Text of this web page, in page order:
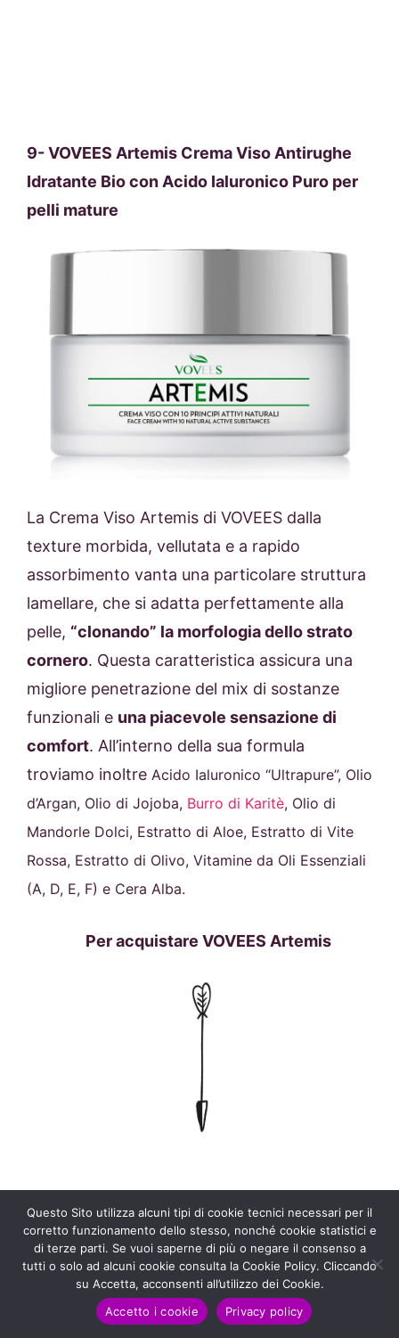
9-VOVEES Artemis Crema Viso Antirughe
Idratante Bio con Acido Ialuronico Puro per
pelli mature
La Crema Viso Artemis di VOVEES dalla
texture morbida, vellutata e a rapido
assorbimento vanta una particolare struttura
lamellare, che si adatta perfettamente alla
pelle, “clonando” la morfologia dello strato
cornero. Questa caratteristica assicura una
migliore penetrazione del mix di sostanze
funzionali e una piacevole sensazione di
comfort. All’interno della sua formula
troviamo inoltre Acido Ialuronico “Ultrapure”, Olio
d’Argan, Olio di Jojoba, Burro di Karitè, Olio di
Mandorle Dolci, Estratto di Aloe, Estratto di Vite
Rossa, Estratto di Olivo, Vitamine da Oli Essenziali
(A, D, E, F) e Cera Alba.
Per acquistare VOVEES Artemis
Questo Sito utilizza alcuni tipi di cookie tecnici necessari per il
corretto funzionamento dello stesso, nonché cookie statistici e
di terze parti. Se vuoi saperne di più o negare il consenso a
tutti o solo ad alcuni cookie consulta la Cookie Policy. Cliccando
su Accetta, acconsenti all’utilizzo dei Cookie.
Accetto i cookie
Privacy policy